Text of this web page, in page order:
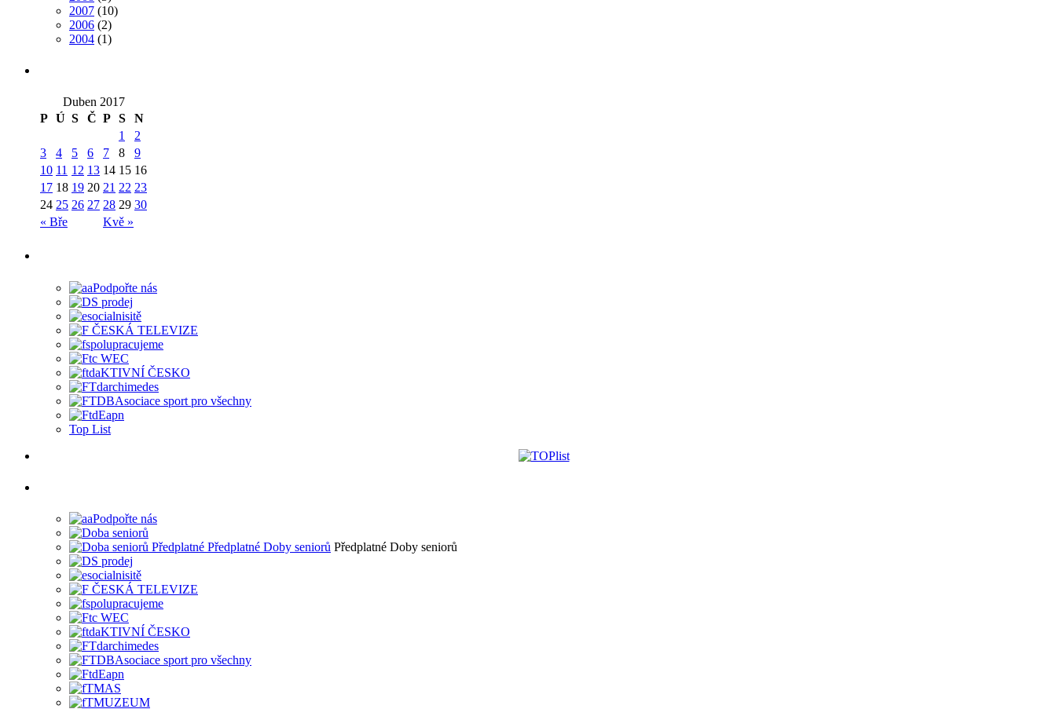
2007 (10)
2006 (2)
2004 (1)
Duben 2017
P Ú S Č P S N
« Bře Kvě »
1
2
3
4 5 6 7 8
9
10 11 12 13 14 15 16
17 18 19 20 21 22 23
24 25 26 27 28 29 30
Top List
Předplatné Doby seniorů